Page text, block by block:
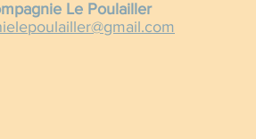
Le Poulailler